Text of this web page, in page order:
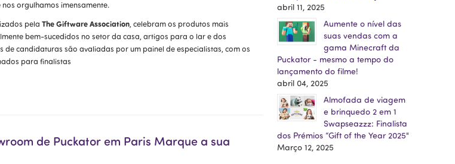
orgulhamos imensamente.
pela The Giftware Association , celebram os produtos mais
bem-sucedidos no setor da casa, artigos para o lar e dos
de candidaturas são avaliadas por um painel de especialistas, com os
para finalistas
de Puckator em Paris Marque a sua
abril 11, 2025
Aumente o nível das
suas vendas com a
gama Minecraft da
Puckator - mesmo a tempo do
lançamento do filme!
abril 04, 2025
Almofada de viagem
e brinquedo 2 em 1
Swapseazzz: Finalista
dos Prémios “Gift of the Year 2025"
Março 12, 2025